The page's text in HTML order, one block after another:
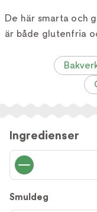
De här smarta och
är både glutenfria
Ingredienser
Smuldeg